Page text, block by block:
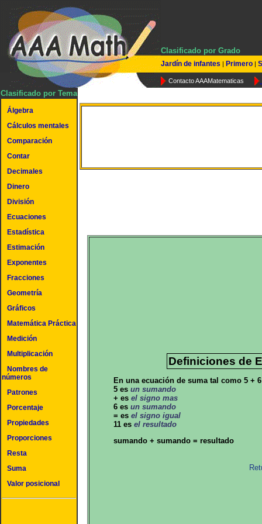
Clasificado por Grado
Jardín de infantes | Primero |
Contacto AAAMatematicas
Clasificado por Tema
Álgebra
Cálculos mentales
Comparación
Contar
Decimales
Dinero
División
Ecuaciones
Estadística
Estimación
Exponentes
Fracciones
Geometría
Gráficos
Matemática Práctica
Medición
Multiplicación
Nombres de
números
Patrones
Porcentaje
Propiedades
Proporciones
Resta
Suma
Valor posicional
Definiciones de
En una ecuación de suma tal como 5 + 6
5 es un sumando
+ es el signo mas
6 es un sumando
= es el signo igual
11 es el resultado
sumando + sumando = resultado